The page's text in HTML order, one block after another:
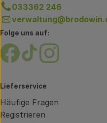
033362 246
Folge uns auf:
Externer Link zu
Externer Link zu
Externer
Lieferservice
Häufige Fragen
Registrieren